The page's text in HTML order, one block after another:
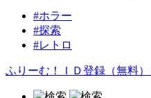
#ホラー
#探索
#レトロ
ふりーむ！ＩＤ登録（無料）